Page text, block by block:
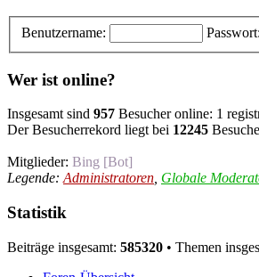
Benutzername: Passwort:
Wer ist online?
Insgesamt sind 957 Besucher online: 1
Der Besucherrekord liegt bei 12245
Mitglieder: Bing [Bot]
Legende: Administratoren Globale
Statistik
Beiträge insgesamt: 585320 • Themen